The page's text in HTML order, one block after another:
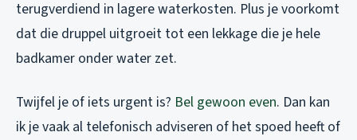
terugverdiend in lagere waterkosten. Plus je voorkomt
dat die druppel uitgroeit tot een lekkage die je hele
badkamer onder water zet.
Twijfel je of iets urgent is? Bel gewoon even. Dan kan
ik je vaak al telefonisch adviseren of het spoed heeft of